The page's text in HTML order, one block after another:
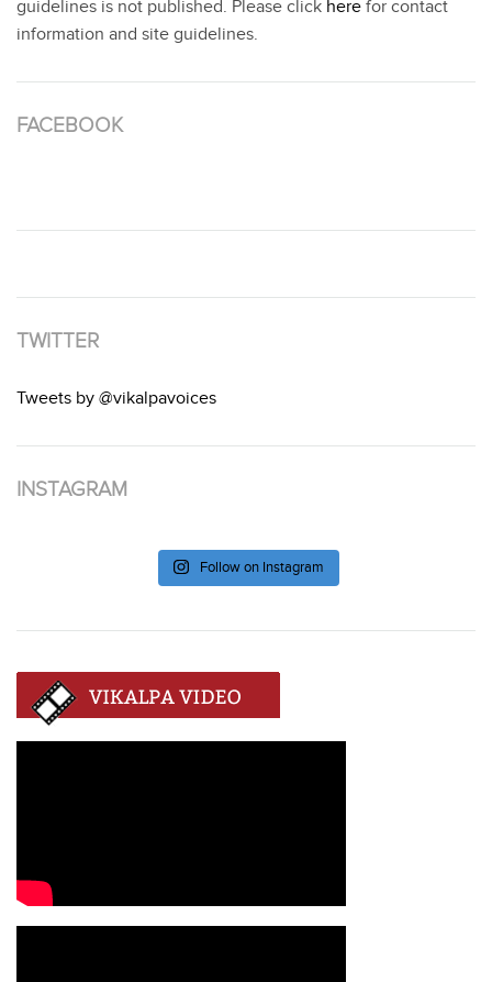
guidelines is not published. Please click here for contact
information and site guidelines.
FACEBOOK
TWITTER
Tweets by @vikalpavoices
INSTAGRAM
Follow on Instagram